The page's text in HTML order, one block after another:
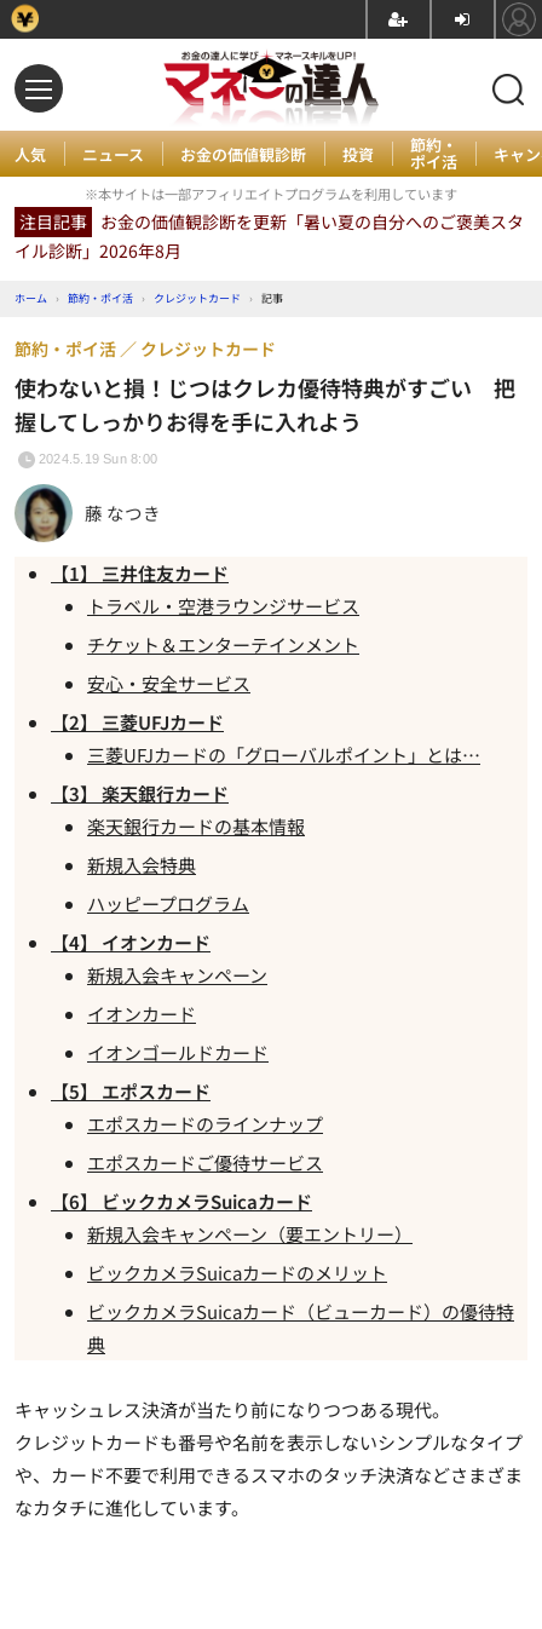
人気 ニュース お金の価値観診断 投資 節約・
ポイ活 キャ
※本サイトは一部アフィリエイトプログラムを利用しています
注目記事 お金の価値観診断を更新「暑い夏の自分へのご褒美スタ
イル診断」2026年8月
ホーム › 節約・ポイ活 › クレジットカード › 記事
使わないと損！じつはクレカ優待特典がすごい 把
握してしっかりお得を手に入れよう
節約・ポイ活 クレジットカード
2024.5.19 Sun 8:00
藤 なつき
【1】 三井住友カード
トラベル・空港ラウンジサービス
チケット＆エンターテインメント
安心・安全サービス
【2】 三菱UFJカード
三菱UFJカードの「グローバルポイント」とは…
【3】 楽天銀行カード
楽天銀行カードの基本情報
新規入会特典
ハッピープログラム
【4】 イオンカード
新規入会キャンペーン
イオンカード
イオンゴールドカード
【5】 エポスカード
エポスカードのラインナップ
エポスカードご優待サービス
【6】 ビックカメラSuicaカード
新規入会キャンペーン（要エントリー）
ビックカメラSuicaカードのメリット
ビックカメラSuicaカード（ビューカード）の優待特
典
キャッシュレス決済が当たり前になりつつある現代。
クレジットカードも番号や名前を表示しないシンプルなタイプ
や、カード不要で利用できるスマホのタッチ決済などさまざま
なカタチに進化しています。